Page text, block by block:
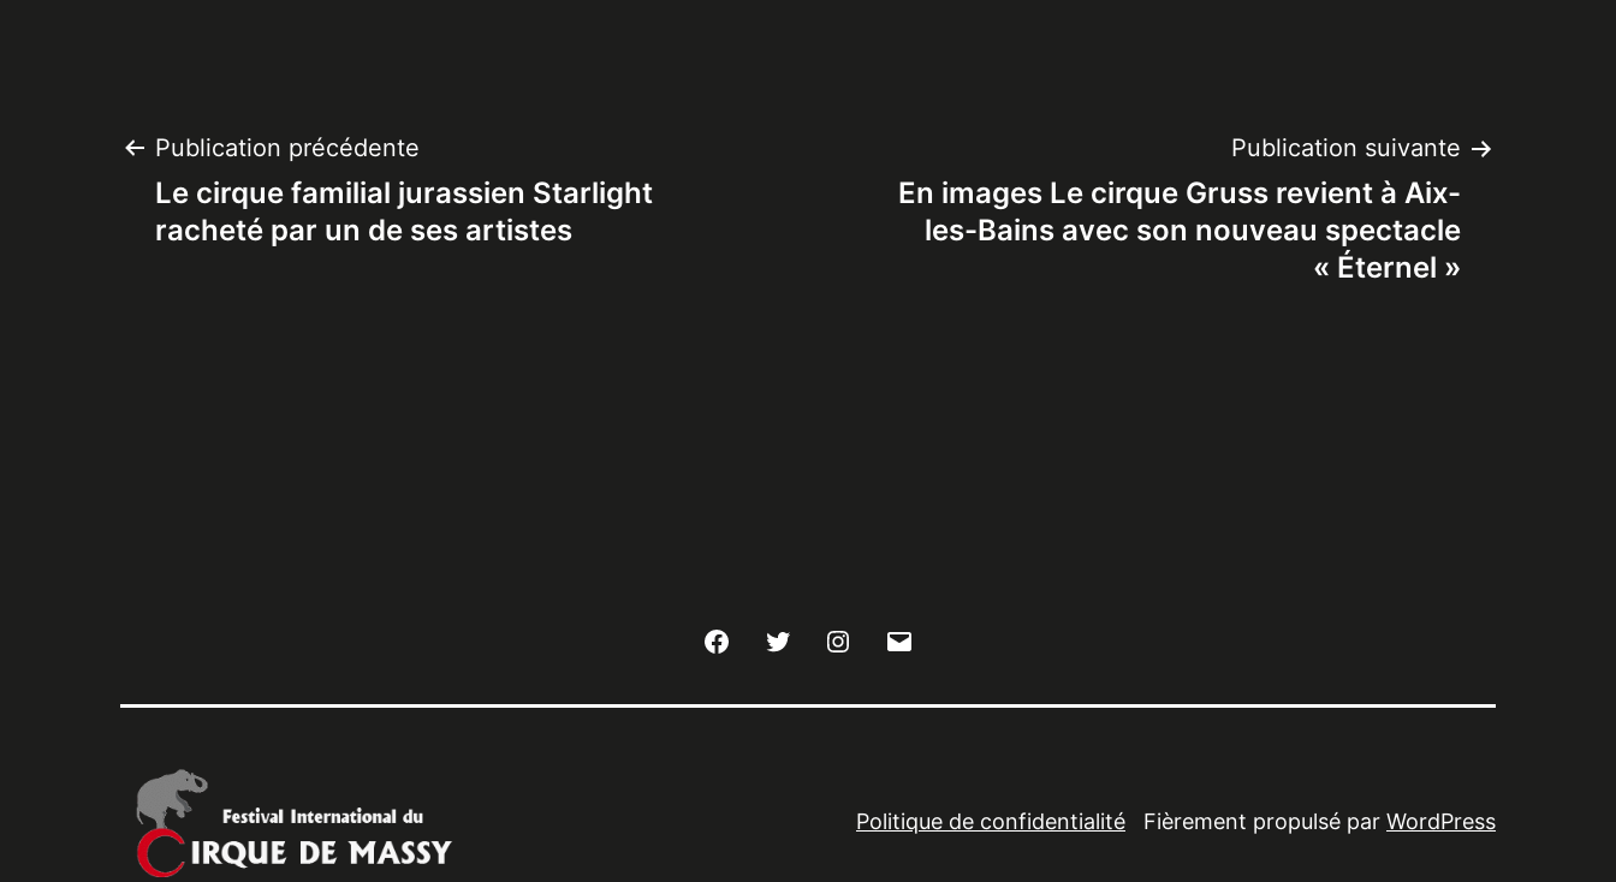
Navigation
de
Publication précédente
Le cirque familial jurassien Starlight
racheté par un de ses artistes
Publication suivante
En images Le cirque Gruss revient à Aix-
les-Bains avec son nouveau spectacle
« Éternel »
FacebookTwitter Instagram
Politique de confidentialité Fièrement propulsé par WordPress